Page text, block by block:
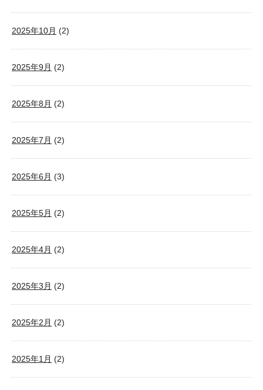
2025年10月 (2)
2025年9月 (2)
2025年8月 (2)
2025年7月 (2)
2025年6月 (3)
2025年5月 (2)
2025年4月 (2)
2025年3月 (2)
2025年2月 (2)
2025年1月 (2)